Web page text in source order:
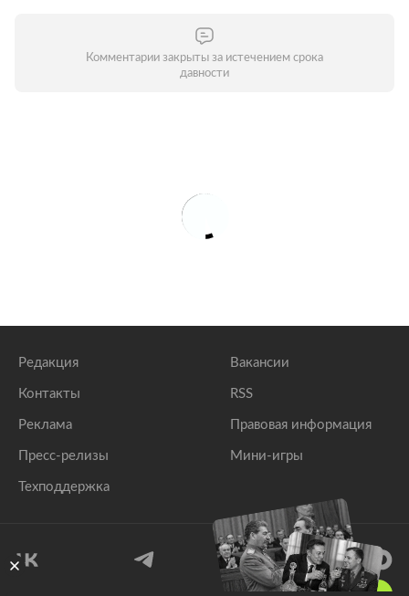
Комментарии закрыты за истечением срока
давности
Редакция
Контакты
Реклама
Пресс-релизы
Техподдержка
Вакансии
RSS
Правовая информация
Мини-игры